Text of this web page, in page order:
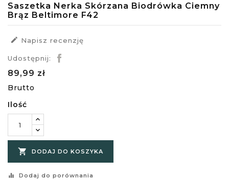
Saszetka Nerka Skórzana Biodrówka Ciemny
Brąz Beltimore F42
 Napisz recenzję
Udostępnij:
89,99 zł
Brutto
Ilość
 DODAJ DO KOSZYKA
equalizer
Dodaj do porównania